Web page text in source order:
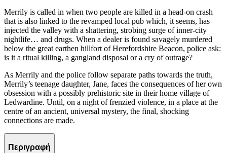
Merrily is called in when two people are killed in a head-on crash
that is also linked to the revamped local pub which, it seems, has
injected the valley with a shattering, strobing surge of inner-city
nightlife… and drugs. When a dealer is found savagely murdered
below the great earthen hillfort of Herefordshire Beacon, police ask:
is it a ritual killing, a gangland disposal or a cry of outrage?
As Merrily and the police follow separate paths towards the truth,
Merrily’s teenage daughter, Jane, faces the consequences of her own
obsession with a possibly prehistoric site in their home village of
Ledwardine. Until, on a night of frenzied violence, in a place at the
centre of an ancient, universal mystery, the final, shocking
connections are made.
Περιγραφή